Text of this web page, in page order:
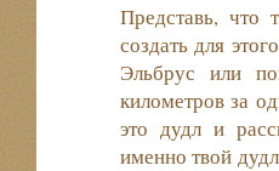
Представь, что
создать для
Эльбрус или
километров за
это дудл и
именно твой